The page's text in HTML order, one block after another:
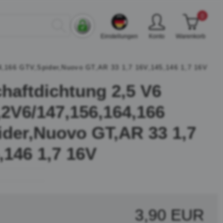
Einstellungen Konto Warenkorb
GTV,Spider,Nuovo GT,AR 33 1,7 16V,145,146 1,7 16V
2,5 V6
147,156,164,166
GT,AR 33 1,7
1,7 16V
3,90 EUR